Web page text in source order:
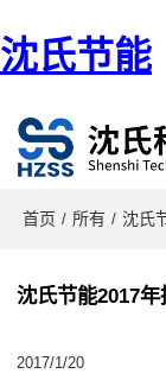
沈氏节能
首页 / 所有 / 沈氏
沈氏节能2017
2017/1/20